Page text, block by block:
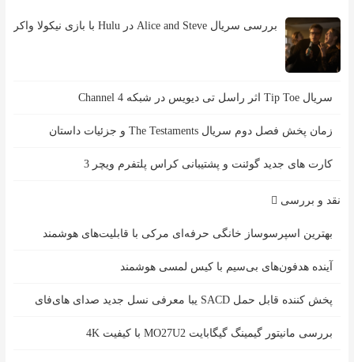
بررسی سریال Alice and Steve در Hulu با بازی نیکولا واکر
سریال Tip Toe اثر راسل تی دیویس در شبکه Channel 4
زمان پخش فصل دوم سریال The Testaments و جزئیات داستان
کارت های جدید گوئنت و پشتیبانی کراس پلتفرم ویچر 3
نقد و بررسی
بهترین اسپرسوساز خانگی حرفه‌ای مرکی با قابلیت‌های هوشمند
آینده هدفون‌های بی‌سیم با کیس لمسی هوشمند
پخش کننده قابل حمل SACD یبا معرفی نسل جدید صدای های‌فای
بررسی مانیتور گیمینگ گیگابایت MO27U2 با کیفیت 4K